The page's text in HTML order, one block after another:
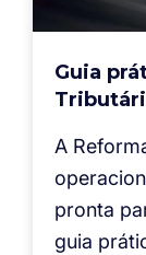
Guia
A
pronta
guia